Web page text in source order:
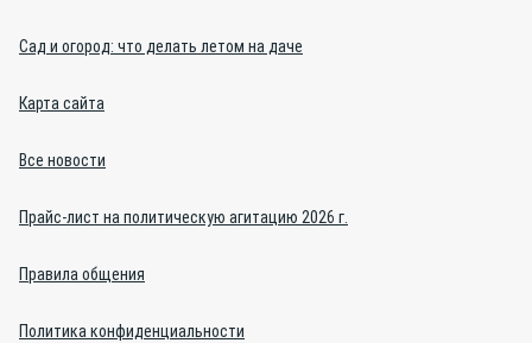
Сад и огород: что делать летом на даче
Карта сайта
Все новости
Прайс-лист на политическую агитацию 2026 г.
Правила общения
Политика конфиденциальности